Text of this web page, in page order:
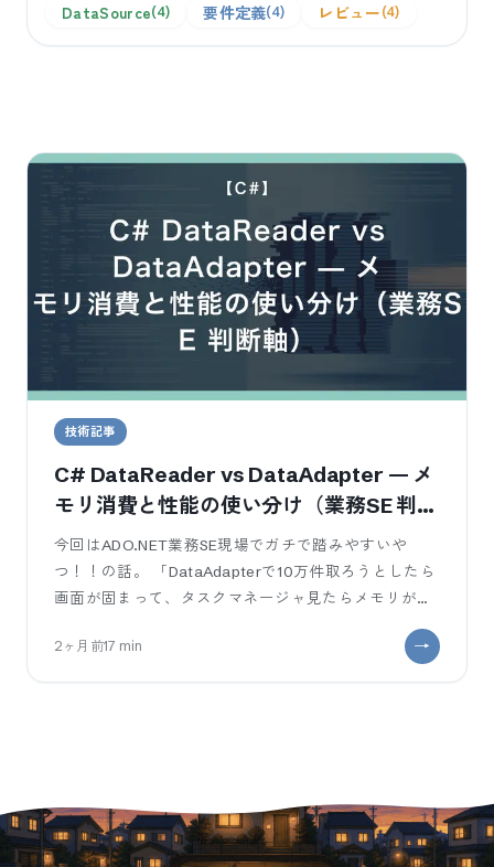
DataSource 4 要件定義 4 レビュー 4
技術記事
C# DataReader vs DataAdapter — メ
モリ消費と性能の使い分け（業務SE 判断
軸）
今回はADO.NET業務SE現場でガチで踏みやすいや
つ！！の話。 「DataAdapterで10万件取ろうとしたら
画面が固まって、タスクマネージャ見たらメモリが
2ヶ月前17 min